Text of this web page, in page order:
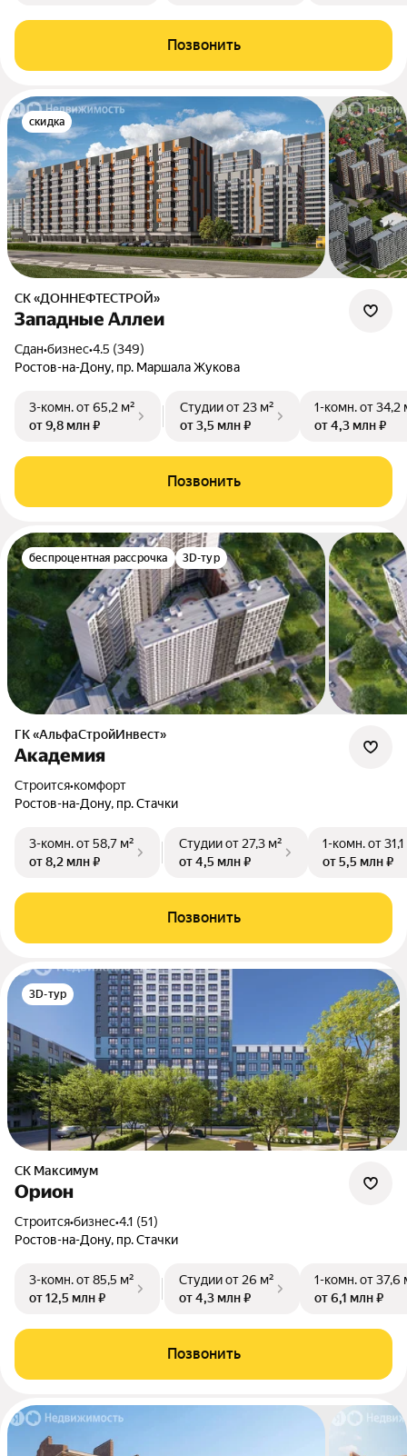
Позвонить
скидка
СК «ДОННЕФТЕСТРОЙ»
Западные Аллеи
Сдан•бизнес•4.5 (349)
Ростов-на-Дону, пр. Маршала Жукова
3-комн.от 65,2 м²
от 9,8 млн ₽
Студииот 23 м²
от 3,5 млн ₽
1-комн.от 34,2
от 4,3 млн ₽
Позвонить
беспроцентная рассрочка 3D-тур
ГК «АльфаСтройИнвест»
Академия
Строится•комфорт
Ростов-на-Дону, пр. Стачки
3-комн.от 58,7 м²
от 8,2 млн ₽
Студииот 27,3 м²
от 4,5 млн ₽
1-комн.от
от 5,5 млн ₽
Позвонить
3D-тур
СК Максимум
Орион
Строится•бизнес•4.1 (51)
Ростов-на-Дону, пр. Стачки
3-комн.от 85,5 м²
от 12,5 млн ₽
Студииот 26 м²
от 4,3 млн ₽
1-комн.от 37,6
от 6,1 млн ₽
Позвонить